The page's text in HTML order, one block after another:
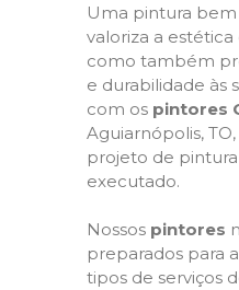
Uma pintura
valoriza a
como também
e durabilidade às
com os pintores
Aguiarnópolis,
projeto de
executado.
Nossos pintores
preparados para
tipos de serviços